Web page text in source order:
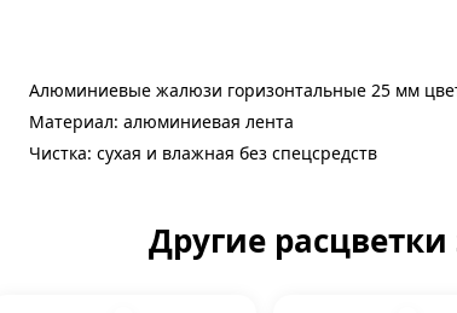
Алюминиевые жалюзи горизонтальные 25 мм
Материал: алюминиевая лента
Чистка: сухая и влажная без спецсредств
Другие